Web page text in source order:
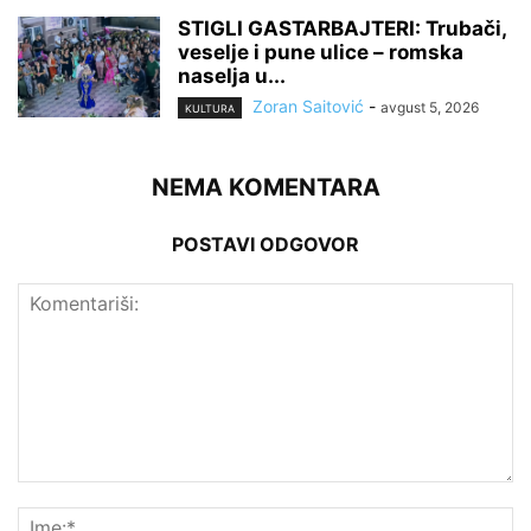
STIGLI GASTARBAJTERI: Trubači,
veselje i pune ulice – romska
naselja u...
KULTURA Zoran Saitović - avgust 5, 2026
NEMA KOMENTARA
POSTAVI ODGOVOR